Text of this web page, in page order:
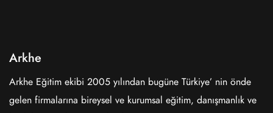
Arkhe
Arkhe Eğitim ekibi 2005 yılından bugüne Türkiye’ nin önde
gelen firmalarına bireysel ve kurumsal eğitim, danışmanlık ve